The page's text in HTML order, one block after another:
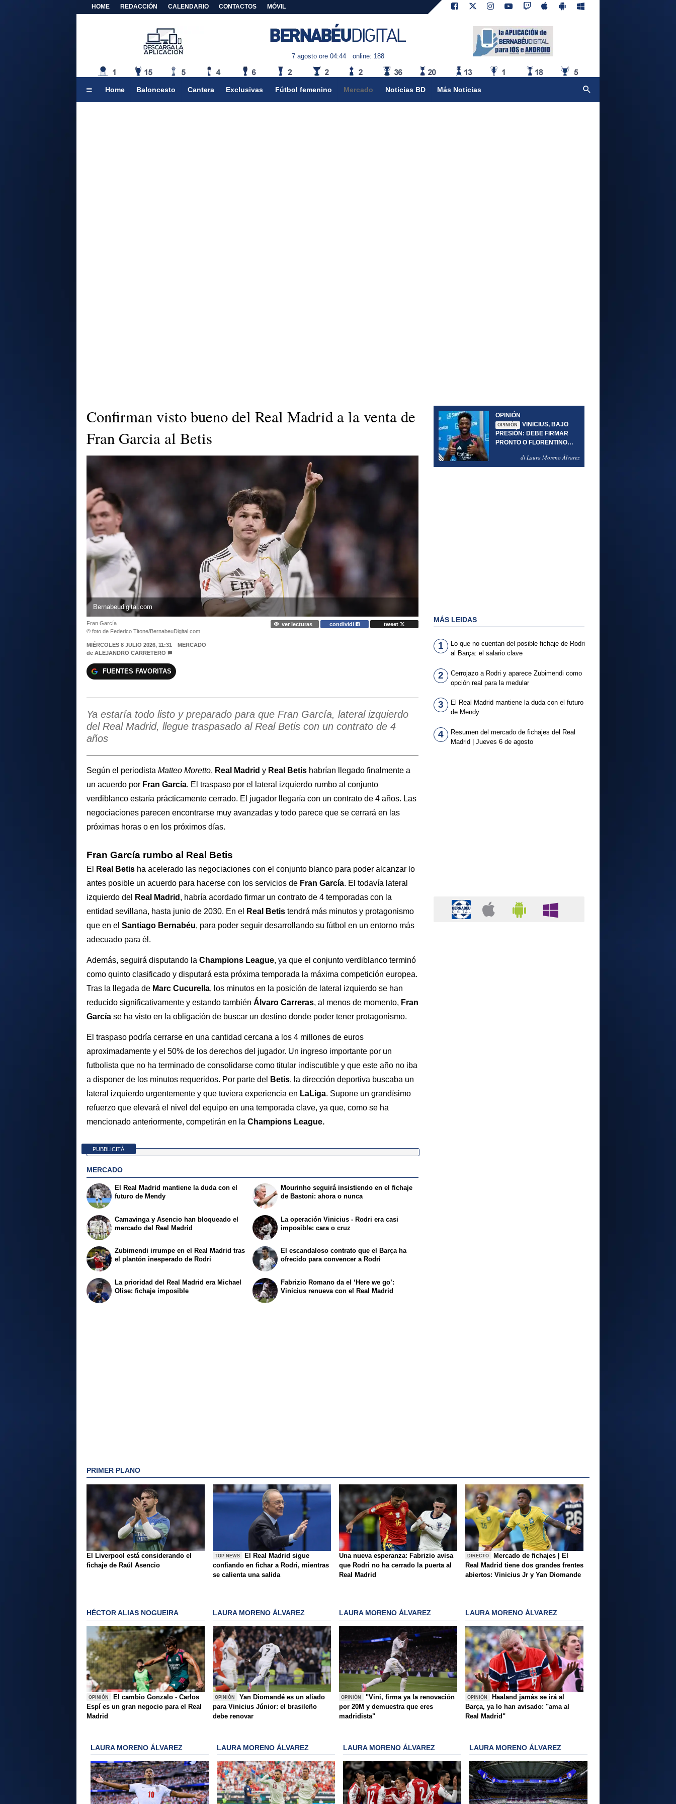
HOME REDACCIÓN CALENDARIO CONTACTOS MÓVIL
7 agosto ore 04:44 online: 188
Home Baloncesto Cantera Exclusivas Fútbol femenino Mercado Noticias BD Más Noticias
Confirman visto bueno del Real Madrid a la venta de
Fran Garcia al Betis
Bernabeudigital.com
Fran García
© foto de Federico Titone/BernabeuDigital.com
ver lecturas condividi tweet
MIÉRCOLES 8 JULIO 2026, 11:31
MERCADO
de ALEJANDRO CARRETERO
FUENTES FAVORITAS
Ya estaría todo listo y preparado para que Fran García, lateral izquierdo
del Real Madrid, llegue traspasado al Real Betis con un contrato de 4
años
Según el periodista Matteo Moretto, Real Madrid y Real Betis habrían llegado finalmente a
un acuerdo por Fran García. El traspaso por el lateral izquierdo rumbo al conjunto
verdiblanco estaría prácticamente cerrado. El jugador llegaría con un contrato de 4 años. Las
negociaciones parecen encontrarse muy avanzadas y todo parece que se cerrará en las
próximas horas o en los próximos días.
Fran García rumbo al Real Betis
El Real Betis ha acelerado las negociaciones con el conjunto blanco para poder alcanzar lo
antes posible un acuerdo para hacerse con los servicios de Fran García. El todavía lateral
izquierdo del
Real Madrid , habría acordado firmar un contrato de 4 temporadas con la
entidad sevillana, hasta junio de 2030. En el
Real Betis tendrá más minutos y protagonismo
que en el Santiago Bernabéu, para poder seguir desarrollando su fútbol en un entorno más
adecuado para él.
Además, seguirá disputando la Champions League, ya que el conjunto verdiblanco terminó
como quinto clasificado y disputará esta próxima temporada la máxima competición europea.
Tras la llegada de Marc Cucurella, los minutos en la posición de lateral izquierdo se han
reducido significativamente y estando también Álvaro Carreras, al menos de momento, Fran
García se ha visto en la obligación de buscar un destino donde poder tener protagonismo.
El traspaso podría cerrarse en una cantidad cercana a los 4 millones de euros
aproximadamente y el 50% de los derechos del jugador. Un ingreso importante por un
futbolista que no ha terminado de consolidarse como titular indiscutible y que este año no iba
a disponer de los minutos requeridos. Por parte del
Betis, la dirección deportiva buscaba un
lateral izquierdo urgentemente y que tuviera experiencia en LaLiga. Supone un grandísimo
refuerzo que elevará el nivel del equipo en una temporada clave, ya que, como se ha
mencionado anteriormente, competirán en la Champions League.
PUBBLICITÀ
MERCADO
El Real Madrid mantiene la duda con el
futuro de Mendy
Camavinga y Asencio han bloqueado el
mercado del Real Madrid
Mourinho seguirá insistiendo en el fichaje
de Bastoni: ahora o nunca
La operación Vinicius - Rodri era casi
imposible: cara o cruz
Zubimendi irrumpe en el Real Madrid tras
el plantón inesperado de Rodri
La prioridad del Real Madrid era Michael
Olise: fichaje imposible
El escandaloso contrato que el Barça ha
ofrecido para convencer a Rodri
Fabrizio Romano da el ‘Here we go’:
Vinicius renueva con el Real Madrid
OPINIÓN
OPINIÓN
VINICIUS, BAJO
PRESIÓN: DEBE FIRMAR
PRONTO O FLORENTINO
di Laura Moreno Álvarez
MÁS LEIDAS
1
Lo que no cuentan del posible fichaje de Rodri
al Barça: el salario clave
2
Cerrojazo a Rodri y aparece Zubimendi como
opción real para la medular
3
El Real Madrid mantiene la duda con el futuro
de Mendy
4
Resumen del mercado de fichajes del Real
Madrid | Jueves 6 de agosto
PRIMER PLANO
El Liverpool está considerando el
fichaje de Raúl Asencio
TOP NEWS
El Real Madrid sigue
confiando en fichar a Rodri, mientras
se calienta una salida
Una nueva esperanza: Fabrizio avisa
que Rodri no ha cerrado la puerta al
Real Madrid
DIRECTO
Mercado de fichajes | El
Real Madrid tiene dos grandes frentes
abiertos: Vinicius Jr y Yan Diomande
HÉCTOR ALIAS NOGUEIRA
OPINIÓN
El cambio Gonzalo - Carlos
Espí es un gran negocio para el Real
Madrid
LAURA MORENO ÁLVAREZ
OPINIÓN
Yan Diomandé es un aliado
para Vinicius Júnior: el brasileño
debe renovar
LAURA MORENO ÁLVAREZ
OPINIÓN
"Vini, firma ya la renovación
por 20M y demuestra que eres
madridista"
LAURA MORENO ÁLVAREZ
OPINIÓN
Haaland jamás se irá al
Barça, ya lo han avisado: "ama al
Real Madrid"
LAURA MORENO ÁLVAREZ LAURA MORENO ÁLVAREZ LAURA MORENO ÁLVAREZ LAURA MORENO ÁLVAREZ